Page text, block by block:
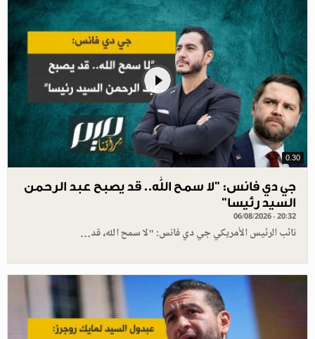
0.30
جي دي فانس: ”لا سمح الله.. قد يصبح عبد الرحمن
السيد رئيسا”
06/08/2026 - 20:32
نائب الرئيس الأمريكي جي دي فانس: "لا سمح الله، قد…